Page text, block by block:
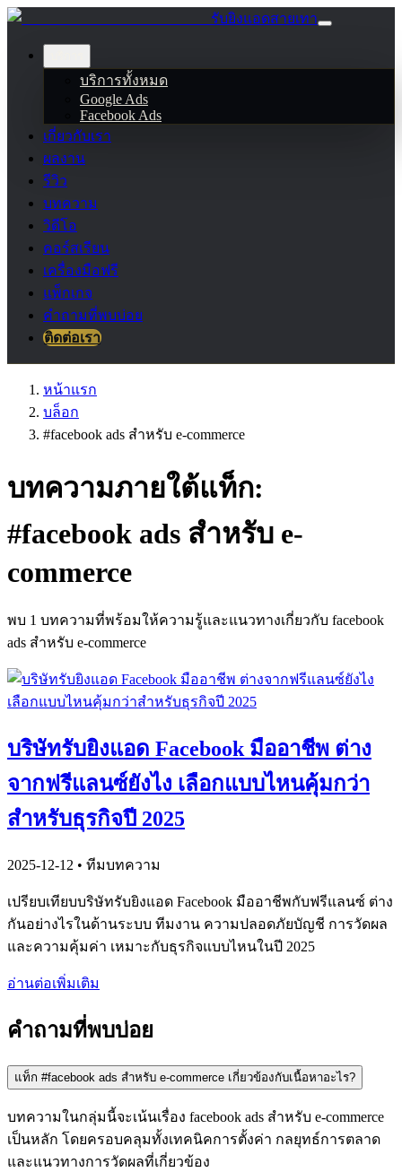
รับยิงแอดสายเทา
บริการทั้งหมด
Google Ads
Facebook Ads
เกี่ยวกับเรา
ผลงาน
รีวิว
บทความ
วิดีโอ
คอร์สเรียน
เครื่องมือฟรี
แพ็กเกจ
คำถามที่พบบ่อย
ติดต่อเรา
หน้าแรก
บล็อก
#facebook ads สำหรับ e-commerce
บทความภายใต้แท็ก:
#facebook ads สำหรับ e-
commerce
พบ 1 บทความที่พร้อมให้ความรู้และแนวทางเกี่ยวกับ facebook
ads สำหรับ e-commerce
บริษัทรับยิงแอด Facebook มืออาชีพ ต่าง
จากฟรีแลนซ์ยังไง เลือกแบบไหนคุ้มกว่า
สำหรับธุรกิจปี 2025
2025-12-12 • ทีมบทความ
เปรียบเทียบบริษัทรับยิงแอด Facebook มืออาชีพกับฟรีแลนซ์ ต่าง
กันอย่างไรในด้านระบบ ทีมงาน ความปลอดภัยบัญชี การวัดผล
และความคุ้มค่า เหมาะกับธุรกิจแบบไหนในปี 2025
อ่านต่อเพิ่มเติม
คำถามที่พบบ่อย
แท็ก #facebook ads สำหรับ e-commerce เกี่ยวข้องกับเนื้อหาอะไร?
บทความในกลุ่มนี้จะเน้นเรื่อง facebook ads สำหรับ e-commerce
เป็นหลัก โดยครอบคลุมทั้งเทคนิคการตั้งค่า กลยุทธ์การตลาด
และแนวทางการวัดผลที่เกี่ยวข้อง